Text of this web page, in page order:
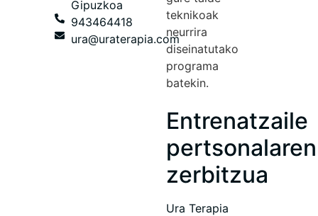
Gipuzkoa
943464418
ura@uraterapia.com
teknikoak
neurrira
diseinatutako
programa
batekin.
Entrenatzaile
pertsonalaren
zerbitzua
Ura Terapia